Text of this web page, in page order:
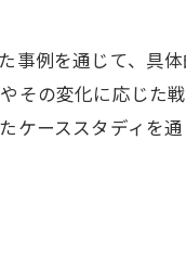
事例を通じて、具
その変化に応じた
ーススタディを